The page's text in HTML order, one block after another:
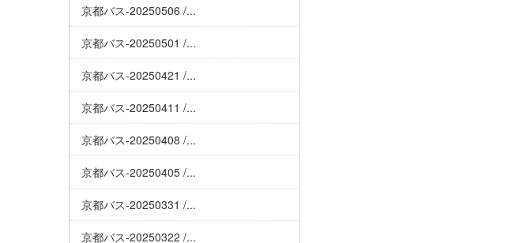
京都バス-20250506 /...
京都バス-20250501 /...
京都バス-20250421 /...
京都バス-20250411 /...
京都バス-20250408 /...
京都バス-20250405 /...
京都バス-20250331 /...
京都バス-20250322 /...